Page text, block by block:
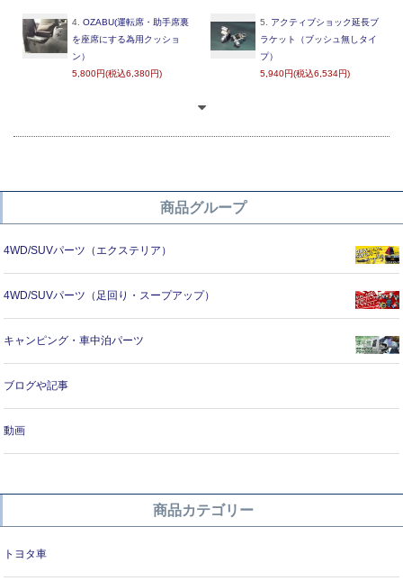
4. OZABU(運転席・助手席裏
を座席にする為用クッショ
ン）
5,800円(税込6,380円)
5.
アクティブショック延長ブ
ラケット（ブッシュ無しタイ
プ）
5,940円(税込6,534円)
商品グループ
4WD/SUVパーツ（エクステリア）
4WD/SUVパーツ（足回り・スープアップ）
キャンピング・車中泊パーツ
ブログや記事
動画
商品カテゴリー
トヨタ車